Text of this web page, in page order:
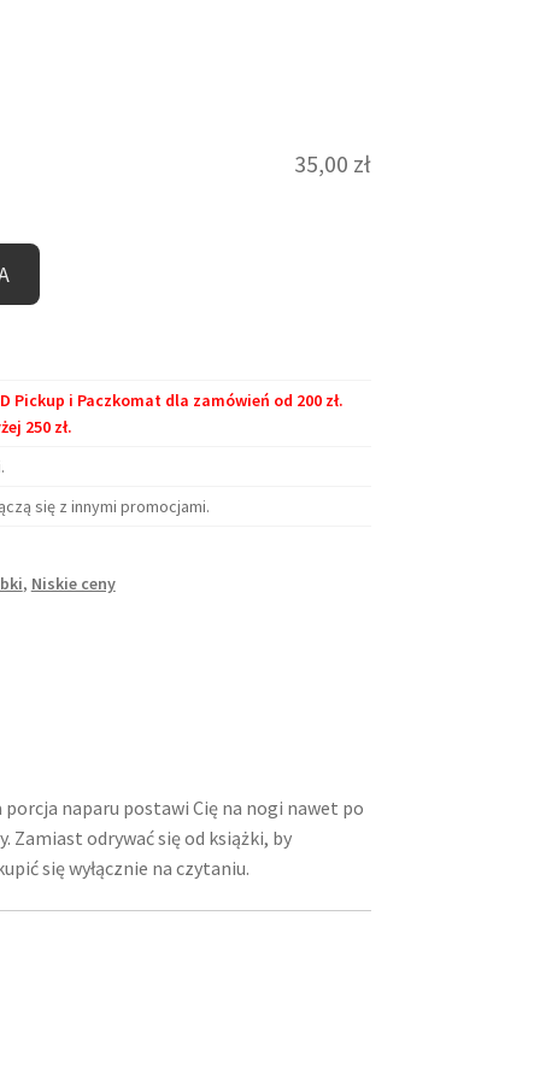
35,00 zł
Pickup i Paczkomat dla zamówień od 200 zł.
250 zł.
się z innymi promocjami.
, Niskie ceny
naparu postawi Cię na nogi nawet po
Zamiast odrywać się od książki, by
się wyłącznie na czytaniu.